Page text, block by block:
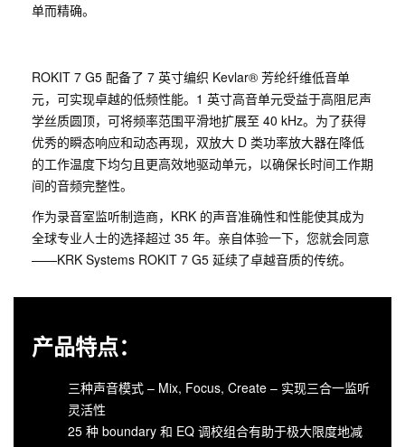
单而精确。
ROKIT 7 G5 配备了 7 英寸编织 Kevlar® 芳纶纤维低音单
元，可实现卓越的低频性能。1 英寸高音单元受益于高阻尼声
学丝质圆顶，可将频率范围平滑地扩展至 40 kHz。为了获得
优秀的瞬态响应和动态再现，双放大 D 类功率放大器在降低
的工作温度下均匀且更高效地驱动单元，以确保长时间工作期
间的音频完整性。
作为录音室监听制造商，KRK 的声音准确性和性能使其成为
全球专业人士的选择超过 35 年。亲自体验一下，您就会同意
——KRK Systems ROKIT 7 G5 延续了卓越音质的传统。
产品特点：
三种声音模式 – Mix, Focus, Create – 实现三合一监听
灵活性
25 种 boundary 和 EQ 调校组合有助于极大限度地减